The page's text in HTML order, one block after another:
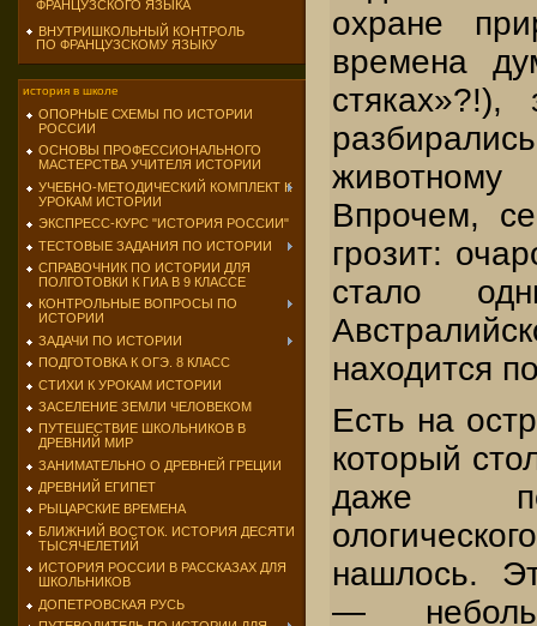
ФРАНЦУЗСКОГО ЯЗЫКА
ВНУТРИШКОЛЬНЫЙ КОНТРОЛЬ
ПО ФРАНЦУЗСКОМУ ЯЗЫКУ
история в школе
ОПОРНЫЕ СХЕМЫ ПО ИСТОРИИ
РОССИИ
ОСНОВЫ ПРОФЕССИОНАЛЬНОГО
МАСТЕРСТВА УЧИТЕЛЯ ИСТОРИИ
УЧЕБНО-МЕТОДИЧЕСКИЙ КОМПЛЕКТ К
УРОКАМ ИСТОРИИ
ЭКСПРЕСС-КУРС "ИСТОРИЯ РОССИИ"
ТЕСТОВЫЕ ЗАДАНИЯ ПО ИСТОРИИ
СПРАВОЧНИК ПО ИСТОРИИ ДЛЯ
ПОЛГОТОВКИ К ГИА В 9 КЛАССЕ
КОНТРОЛЬНЫЕ ВОПРОСЫ ПО
ИСТОРИИ
ЗАДАЧИ ПО ИСТОРИИ
ПОДГОТОВКА К ОГЭ. 8 КЛАСС
СТИХИ К УРОКАМ ИСТОРИИ
ЗАСЕЛЕНИЕ ЗЕМЛИ ЧЕЛОВЕКОМ
ПУТЕШЕСТВИЕ ШКОЛЬНИКОВ В
ДРЕВНИЙ МИР
ЗАНИМАТЕЛЬНО О ДРЕВНЕЙ ГРЕЦИИ
ДРЕВНИЙ ЕГИПЕТ
РЫЦАРСКИЕ ВРЕМЕНА
БЛИЖНИЙ ВОСТОК. ИСТОРИЯ ДЕСЯТИ
ТЫСЯЧЕЛЕТИЙ
ИСТОРИЯ РОССИИ В РАССКАЗАХ ДЛЯ
ШКОЛЬНИКОВ
ДОПЕТРОВСКАЯ РУСЬ
охране
времена
Впрочем,
грозит:
стало
находится
Есть на
который
даже
нашлось.
—